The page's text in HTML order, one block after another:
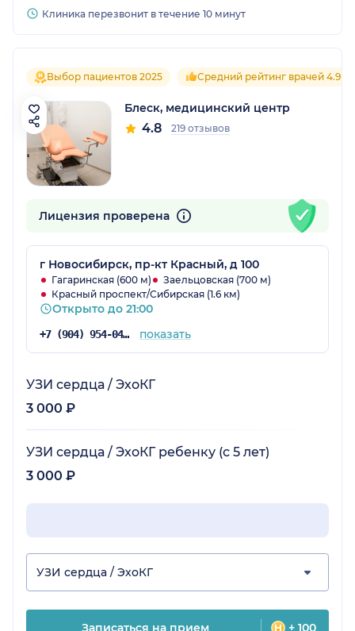
Клиника перезвонит в течение 10 минут
Выбор пациентов 2025 Средний рейтинг врачей 4.9
Блеск, медицинский центр
4.8 219 отзывов
Лицензия проверена
г Новосибирск, пр-кт Красный, д 100
Гагаринская (600 м)
Заельцовская (700 м)
Красный проспект/Сибирская (1.6 км)
Открыто до 21:00
+7 (904) 954-04-97 показать
УЗИ сердца / ЭхоКГ
3 000 ₽
УЗИ сердца / ЭхоКГ ребенку (с 5 лет)
3 000 ₽
УЗИ сердца / ЭхоКГ
Записаться на прием + 100